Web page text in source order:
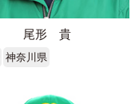
尾形 貴
神奈川県